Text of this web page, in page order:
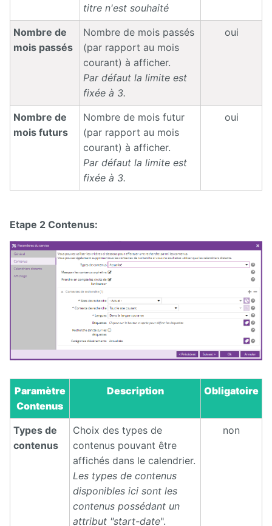
titre n'est souhaité
Nombre de
mois passés
Nombre de mois passés
(par rapport au mois
courant) à afficher.
Par défaut la limite est
fixée à 3.
oui
Nombre de
mois futurs
Nombre de mois futur
(par rapport au mois
courant) à afficher.
Par défaut la limite est
fixée à 3.
oui
Etape 2 Contenus:
Paramètre
Contenus
Description Obligatoire
Types de
contenus
Choix des types de
contenus pouvant être
affichés dans le calendrier.
Les types de contenus
disponibles ici sont les
contenus possédant un
attribut "start-date".
non